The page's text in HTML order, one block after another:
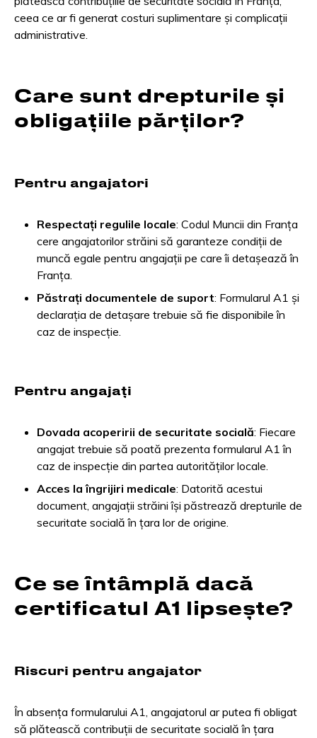
ceea ce ar fi generat costuri suplimentare și complicații
administrative.
Care sunt drepturile și
obligațiile părților?
Pentru angajatori
Respectați regulile locale: Codul Muncii din Franța
cere angajatorilor străini să garanteze condiții de
muncă egale pentru angajații pe care îi detașează în
Franța.
Păstrați documentele de suport: Formularul A1 și
declarația de detașare trebuie să fie disponibile în
caz de inspecție.
Pentru angajați
Dovada acoperirii de securitate socială: Fiecare
angajat trebuie să poată prezenta formularul A1 în
caz de inspecție din partea autorităților locale.
Acces la îngrijiri medicale: Datorită acestui
document, angajații străini își păstrează drepturile de
securitate socială în țara lor de origine.
Ce se întâmplă dacă
certificatul A1 lipsește?
Riscuri pentru angajator
În absența formularului A1, angajatorul ar putea fi obligat
să plătească contribuții de securitate socială în țara